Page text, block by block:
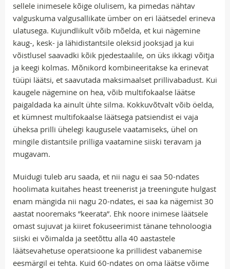
sellele inimesele kõige olulisem, ka pimedas nähtav
valguskuma valgusallikate ümber on eri läätsedel erineva
ulatusega. Kujundlikult võib mõelda, et kui nägemine
kaug-, kesk- ja lähidistantsile oleksid jooksjad ja kui
võistlusel saavadki kõik pjedestaalile, on üks ikkagi võitja
ja keegi kolmas. Mõnikord kombineeritakse ka erinevat
tüüpi läätsi, et saavutada maksimaalset prillivabadust. Kui
kaugele nägemine on hea, võib multifokaalse läätse
paigaldada ka ainult ühte silma. Kokkuvõtvalt võib öelda,
et kümnest multifokaalse läätsega patsiendist ei vaja
üheksa prilli ühelegi kaugusele vaatamiseks, ühel on
mingile distantsile prilliga vaatamine siiski teravam ja
mugavam.
Muidugi tuleb aru saada, et nii nagu ei saa 50-ndates
hoolimata kuitahes heast treenerist ja treeningute hulgast
enam mängida nii nagu 20-ndates, ei saa ka nägemist 30
aastat nooremaks ”keerata”. Ehk noore inimese läätsele
omast sujuvat ja kiiret fokuseerimist tänane tehnoloogia
siiski ei võimalda ja seetõttu alla 40 aastastele
läätsevahetuse operatsioone ka prillidest vabanemise
eesmärgil ei tehta. Kuid 60-ndates on oma läätse võime